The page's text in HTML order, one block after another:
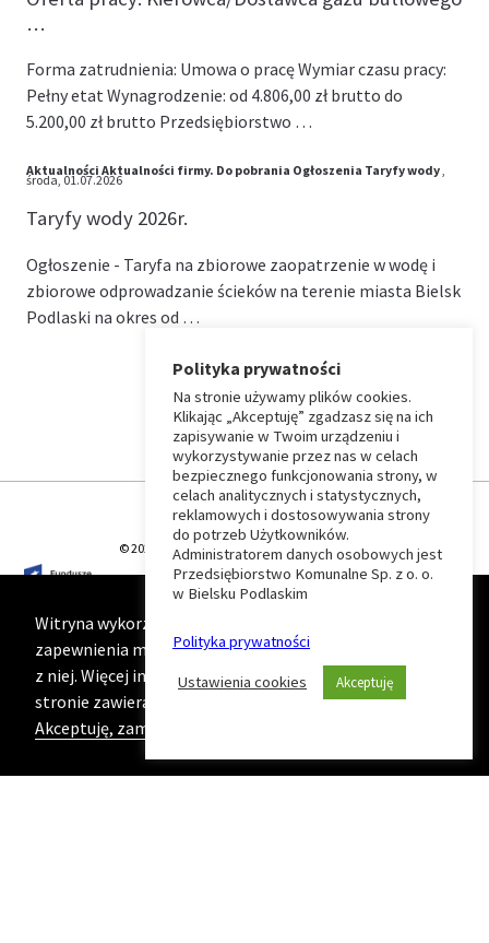
…
Forma zatrudnienia: Umowa o pracę Wymiar czasu pracy:
Pełny etat Wynagrodzenie: od 4.806,00 zł brutto do
5.200,00 zł brutto Przedsiębiorstwo …
Aktualności Aktualności firmy. Do pobrania Ogłoszenia Taryfy wody,
środa, 01.07.2026
Taryfy wody 2026r.
Ogłoszenie - Taryfa na zbiorowe zaopatrzenie w wodę i
zbiorowe odprowadzanie ścieków na terenie miasta Bielsk
Podlaski na okres od …
⏶
Wróć
do
początku
strony
© 2026 T-Matic Grupa Computer Plus Sp. z o.o.
Witryna wykorzystuje ciasteczka (cookies) w celu
zapewnienia maksymalnej wygody podczas korzystania
z niej. Więcej informacji na ten temat znajduje się na
stronie zawierającej naszą
Politykę prywatności
Akceptuję, zamknij komunikat
Polityka prywatności
Na stronie używamy plików cookies.
Klikając „Akceptuję” zgadzasz się na ich
zapisywanie w Twoim urządzeniu i
wykorzystywanie przez nas w celach
bezpiecznego funkcjonowania strony, w
celach analitycznych i statystycznych,
reklamowych i dostosowywania strony
do potrzeb Użytkowników.
Administratorem danych osobowych jest
Przedsiębiorstwo Komunalne Sp. z o. o.
w Bielsku Podlaskim
Polityka prywatności
Ustawienia cookies Akceptuję